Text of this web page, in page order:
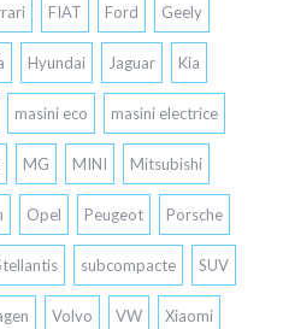
FIAT Ford Geely
Hyundai Jaguar Kia
masini eco masini electrice
MG MINI Mitsubishi
Opel Peugeot Porsche
subcompacte SUV
Volvo VW Xiaomi